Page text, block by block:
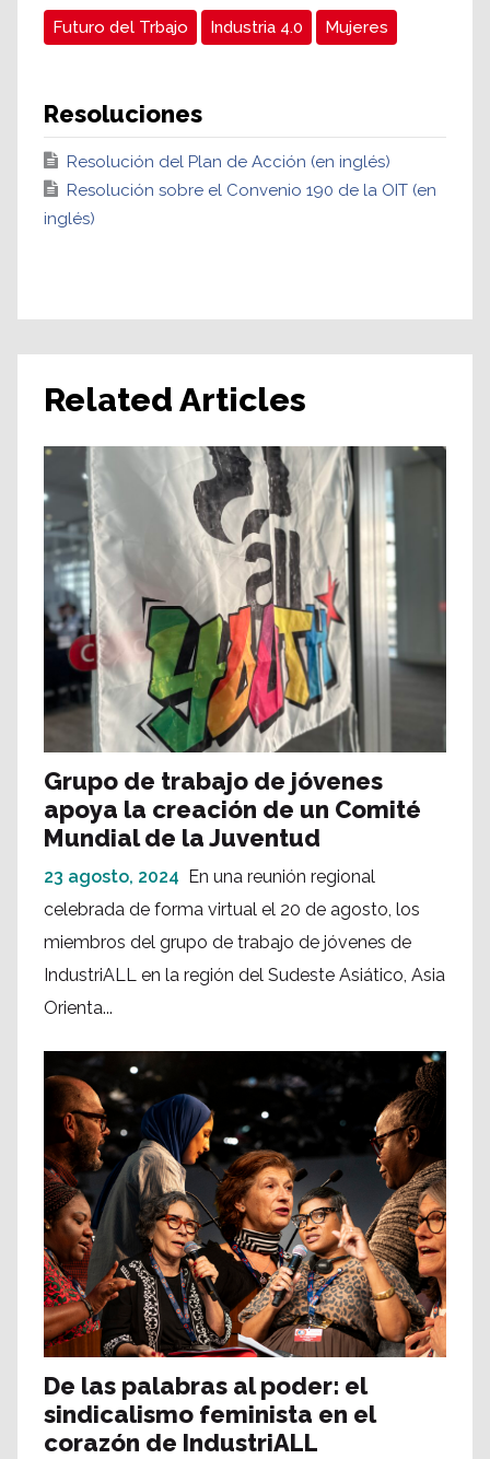
Futuro del Trbajo Industria 4.0 Mujeres
Resoluciones
Resolución del Plan de Acción (en inglés)
Resolución sobre el Convenio 190 de la OIT (en
inglés)
Related Articles
Grupo de trabajo de jóvenes
apoya la creación de un Comité
Mundial de la Juventud
23 agosto, 2024
En una reunión regional
celebrada de forma virtual el 20 de agosto, los
miembros del grupo de trabajo de jóvenes de
IndustriALL en la región del Sudeste Asiático, Asia
Orienta...
De las palabras al poder: el
sindicalismo feminista en el
corazón de IndustriALL